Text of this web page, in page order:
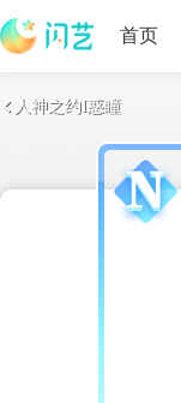
首页
 人神之约I惑瞳